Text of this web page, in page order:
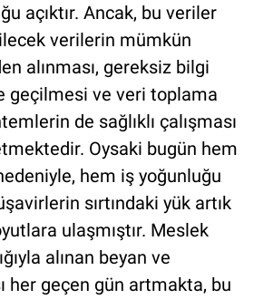
açıktır. Ancak, bu veriler
verilerin mümkün
alınması, gereksiz bilgi
geçilmesi ve veri toplama
de sağlıklı çalışması
Oysaki bugün hem
hem iş yoğunluğu
sırtındaki yük artık
ulaşmıştır. Meslek
alınan beyan ve
her geçen gün artmakta, bu